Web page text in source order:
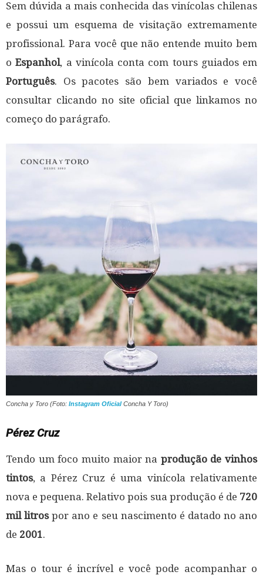
Sem dúvida a mais conhecida das vinícolas chilenas
e possui um esquema de visitação extremamente
profissional. Para você que não entende muito bem
oEspanhol, a vinícola conta com tours guiados em
Português. Os pacotes são bem variados e você
consultar clicando no site oficial que linkamos no
começo do parágrafo.
Concha y Toro (Foto: Instagram Oficial Concha Y Toro)
Pérez Cruz
Tendo um foco muito maior na produção de vinhos
tintos, a Pérez Cruz é uma vinícola relativamente
nova e pequena. Relativo pois sua produção é de 720
mil litrospor ano e seu nascimento é datado no ano
de 2001.
Mas o tour é incrível e você pode acompanhar o